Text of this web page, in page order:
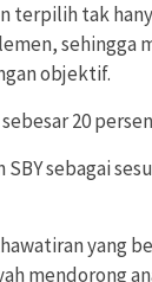
terpilih tak
objektif.
20
sebagai
yang
mendorong